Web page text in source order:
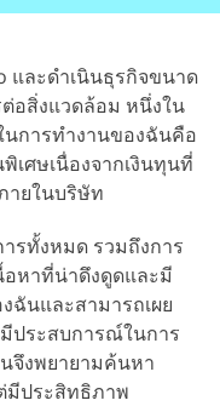
และดำเนินธุรกิจขนาด
อสิ่งแวดล้อม หนึ่งใน
การทำงานของฉันคือ
เศษเนื่องจากเงินทุนที่
ายในบริษัท
รทั้งหมด รวมถึงการ
หาที่น่าดึงดูดและมี
นและสามารถเผย
ประสบการณ์ในการ
จึงพยายามค้นหา
มีประสิทธิภาพ